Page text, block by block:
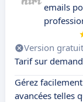
emails
Version
Tarif sur
Gérez
avancées telles